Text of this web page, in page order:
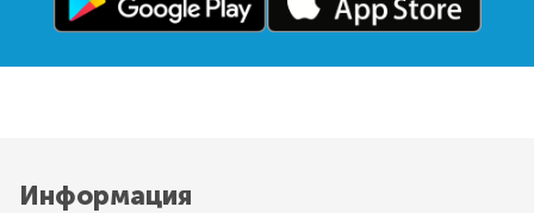
Информация